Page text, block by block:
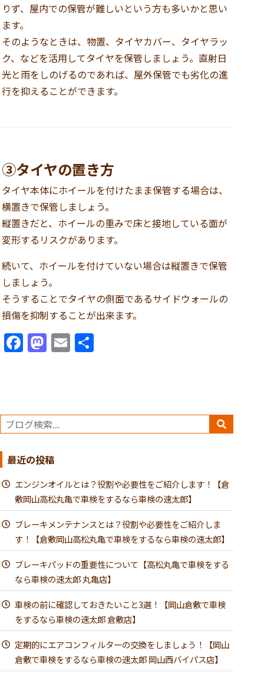
りず、屋内での保管が難しいという方も多いかと思い
ます。
そのようなときは、物置、タイヤカバー、タイヤラッ
ク、などを活用してタイヤを保管しましょう。直射日
光と雨をしのげるのであれば、屋外保管でも劣化の進
行を抑えることができます。
③タイヤの置き方
タイヤ本体にホイールを付けたまま保管する場合は、
横置きで保管しましょう。
縦置きだと、ホイールの重みで床と接地している面が
変形するリスクがあります。
続いて、 ホイールを付けていない場合は縦置きで保管
しましょう。
そうすることでタイヤの側面であるサイドウォールの
損傷を抑制することが出来ます。
Facebook
Mastodon
Email
最近の投稿
エンジンオイルとは？役割や必要性をご紹介します！【倉
敷岡山高松丸亀で車検をするなら車検の速太郎】
ブレーキメンテナンスとは？役割や必要性をご紹介しま
す！【倉敷岡山高松丸亀で車検をするなら車検の速太郎】
ブレーキパッドの重要性について【高松丸亀で車検をする
なら車検の速太郎 丸亀店】
車検の前に確認しておきたいこと3選！【岡山倉敷で車検
をするなら車検の速太郎 倉敷店】
定期的にエアコンフィルターの交換をしましょう！【岡山
倉敷で車検をするなら車検の速太郎 岡山西バイパス店】